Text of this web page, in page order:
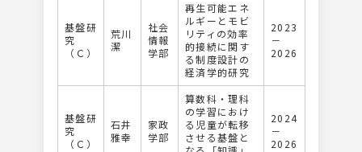
基盤研
究
（Ｃ）
荒川
潔
社会
情報
学部
再⽣可能エネ
ルギーとモビ
リティの効率
的接続に関す
る制度設計の
経済学的研究
2023
－
2026
基盤研
究
（Ｃ）
石井
雅幸
家政
学部
算数科・理科
の学習におけ
る児童が転移
させる基盤と
2024
－
2026